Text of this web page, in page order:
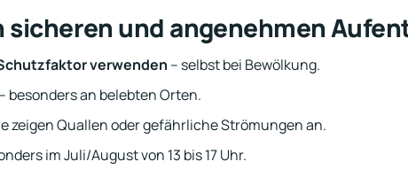
sicheren und angenehmen
verwenden – selbst bei Bewölkung.
– besonders an belebten Orten.
zeigen Quallen oder gefährliche Strömungen an.
im Juli/August von 13 bis 17 Uhr.